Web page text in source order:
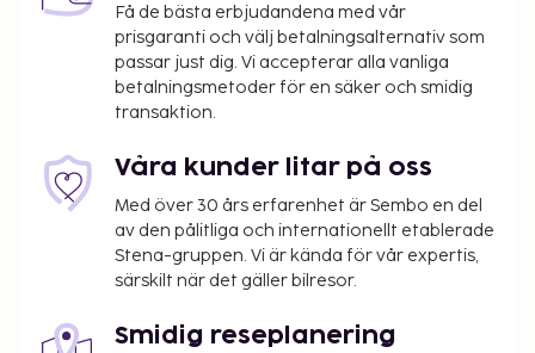
Få de bästa erbjudandena med vår
prisgaranti och välj betalningsalternativ som
passar just dig. Vi accepterar alla vanliga
betalningsmetoder för en säker och smidig
transaktion.
Våra kunder litar på oss
Med över 30 års erfarenhet är Sembo en del
av den pålitliga och internationellt etablerade
Stena-gruppen. Vi är kända för vår expertis,
särskilt när det gäller bilresor.
Smidig reseplanering